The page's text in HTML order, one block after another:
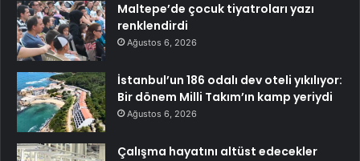
Maltepe’de çocuk tiyatroları yazı
renklendirdi
Ağustos 6, 2026
İstanbul’un 186 odalı dev oteli yıkılıyor:
Bir dönem Milli Takım’ın kamp yeriydi
Ağustos 6, 2026
Çalışma hayatını altüst edecekler